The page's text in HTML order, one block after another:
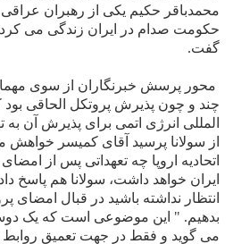
محمدباقر حکيم يکى از رهبران
حکومت صدام در ايران زندگى مى
گفت.
محور پرسش خبرنگاران از سوى
چند و چون پذيرش پروتکل الحاقى
المللى انرژى اتمى براى پذيرش آن به
از سولانا پرسيد آقاى کميسر خواهش
اتحاديه اروپا چه تعهداتى پس از
ايران خواهد داشت، سولانا هم پاسخ
انتظار نداشته باشيد در قبال امضاى
بدهيم. " اين موضوعى است که يک
مى گويد و فقط در جهت تعميق